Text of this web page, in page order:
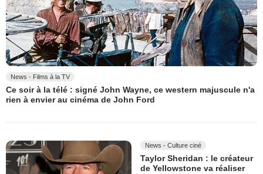
News - Films à la TV
Ce soir à la télé : signé John Wayne, ce western majuscule n'a
rien à envier au cinéma de John Ford
News - Culture ciné
Taylor Sheridan : le créateur
de Yellowstone va réaliser